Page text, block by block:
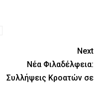
Next
Νέα Φιλαδέλφεια:
Συλλήψεις Κροατών σε